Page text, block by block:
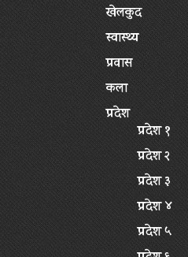
खेलकुद
स्वास्थ्य
प्रवास
कला
प्रदेश
प्रदेश १
प्रदेश २
प्रदेश ३
प्रदेश ४
प्रदेश ५